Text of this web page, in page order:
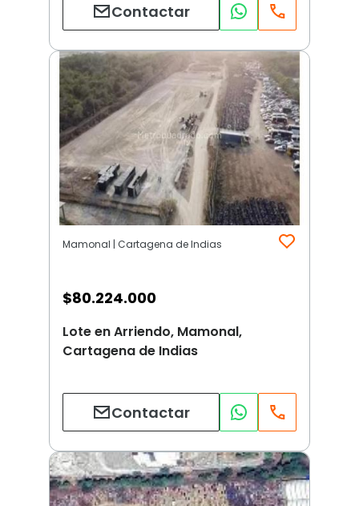
Contactar
Mamonal | Cartagena de Indias
$80.224.000
Lote en Arriendo, Mamonal,
Cartagena de Indias
Contactar